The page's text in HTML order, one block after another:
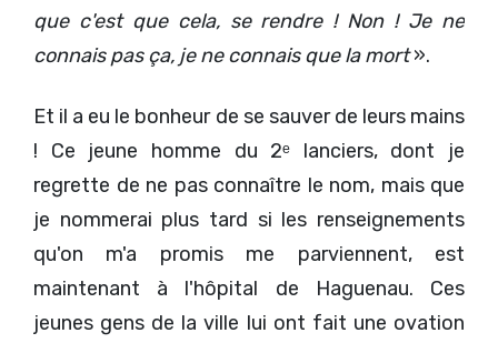
que c'est que cela, se rendre ! Non ! Je ne
connais pas ça, je ne connais que la mort».
Et il a eu le bonheur de se sauver de leurs mains
! Ce jeune homme du 2ᵉ lanciers, dont je
regrette de ne pas connaître le nom, mais que
je nommerai plus tard si les renseignements
qu'on m'a promis me parviennent, est
maintenant à l'hôpital de Haguenau. Ces
jeunes gens de la ville lui ont fait une ovation